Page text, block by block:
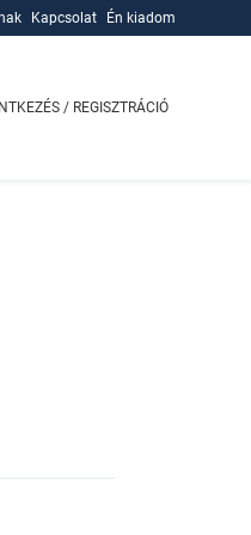
Kapcsolat Én kiadom
/ REGISZTRÁCIÓ